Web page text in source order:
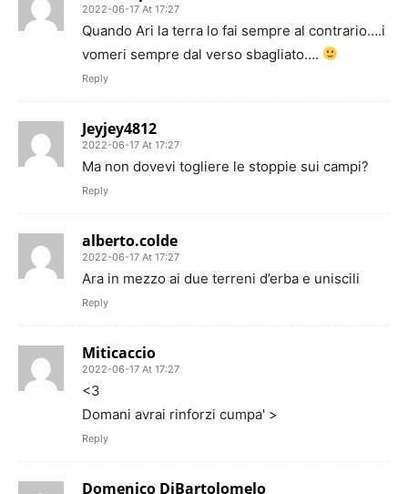
2022-06-17 At 17:27
Quando Ari la terra lo fai sempre al contrario….i
vomeri sempre dal verso sbagliato….
Reply
Jeyjey4812
2022-06-17 At 17:27
Ma non dovevi togliere le stoppie sui campi?
Reply
alberto.colde
2022-06-17 At 17:27
Ara in mezzo ai due terreni d’erba e uniscili
Reply
Miticaccio
2022-06-17 At 17:27
<3
Domani avrai rinforzi cumpa' >
Reply
Domenico DiBartolomelo